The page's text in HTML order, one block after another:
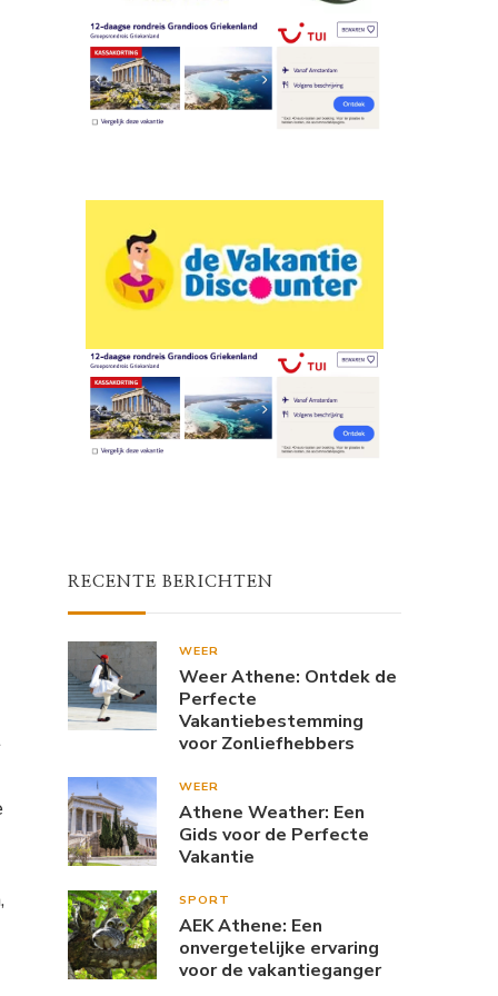
RECENTE BERICHTEN
WEER
Weer Athene: Ontdek de
Perfecte
Vakantiebestemming
voor Zonliefhebbers
WEER
Athene Weather: Een
Gids voor de Perfecte
Vakantie
SPORT
AEK Athene: Een
onvergetelijke ervaring
voor de vakantieganger